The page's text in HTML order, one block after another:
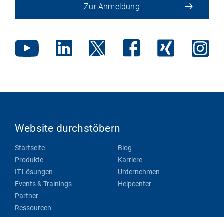
Zur Anmeldung
Website durchstöbern
Startseite
Produkte
IT-Lösungen
Events & Trainings
Partner
Ressourcen
Blog
Karriere
Unternehmen
Helpcenter